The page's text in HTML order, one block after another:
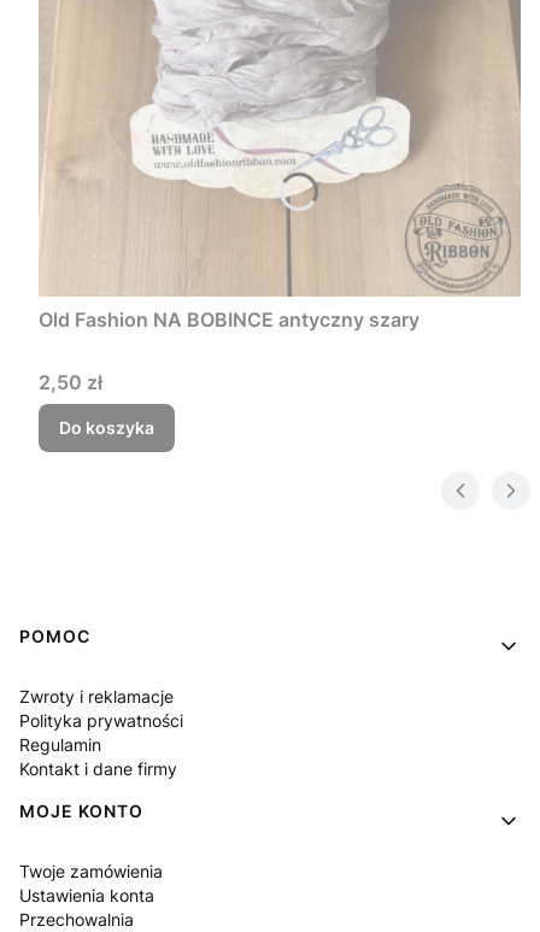
Old Fashion NA BOBINCE antyczny szary
Cena
2,50 zł
Do koszyka
Linki w stopce
POMOC
Zwroty i reklamacje
Polityka prywatności
Regulamin
Kontakt i dane firmy
MOJE KONTO
Twoje zamówienia
Ustawienia konta
Przechowalnia